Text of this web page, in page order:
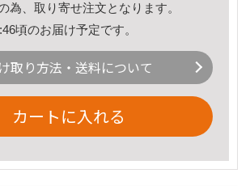
為、取り寄せ注文となります。
頃のお届け予定です。
取り方法・送料について
カートに入れる